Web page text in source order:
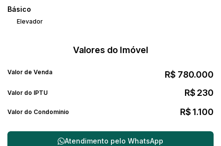
Básico
Elevador
Valores do Imóvel
R$ 780.000
Valor de Venda
Valor do IPTU R$230
Valor do Condominio R$1.100
Atendimento pelo WhatsApp